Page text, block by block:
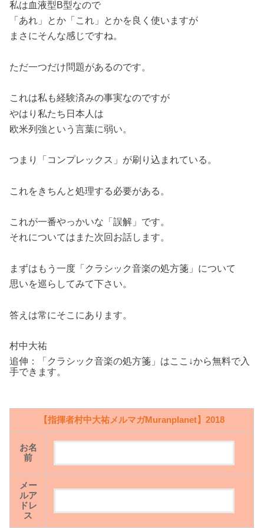
私は血液型B型なので
「あれ」とか「これ」とかを良く使いますが
まさにそんな感じですね。
ただ一つだけ問題があるのです。
これは私も経験済みの事実なのですが
やはり私たち日本人は
欧米列強という言葉に弱い。
つまり「コンプレックス」が刷り込まれている。
これをきちんと処理する必要がある。
これが一番やっかいな「誤解」です。
それについてはまた次回お話します。
まずはもう一度「クラシック音楽の処方箋」について
思いを巡らしてみて下さい。
答えは常にそこにあります。
村中大祐
追伸：「クラシック音楽の処方箋」はここ↓から無料で入
手できます。
【指揮者村中大祐メルマガMuranplanet】2018
お名
前
メー
ルア
ドレ
ス